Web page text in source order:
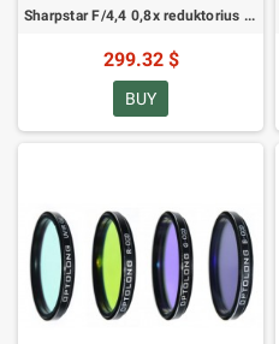
Sharpstar F/4,4 0,8x reduktorius 94 EDPH
299.32 $
BUY